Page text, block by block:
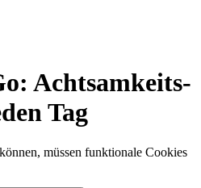
Achtsamkeits-
Tag
müssen funktionale Cookies